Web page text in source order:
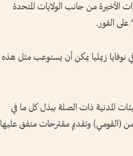
الأخيرة من جانب الولايات المتحدة
الفور.
زيمليا يمكن أن يستوعب مثل هذه
المدنية ذات الصلة ببذل كل ما في
(القومي) وتقديم مقترحات متفق عليها